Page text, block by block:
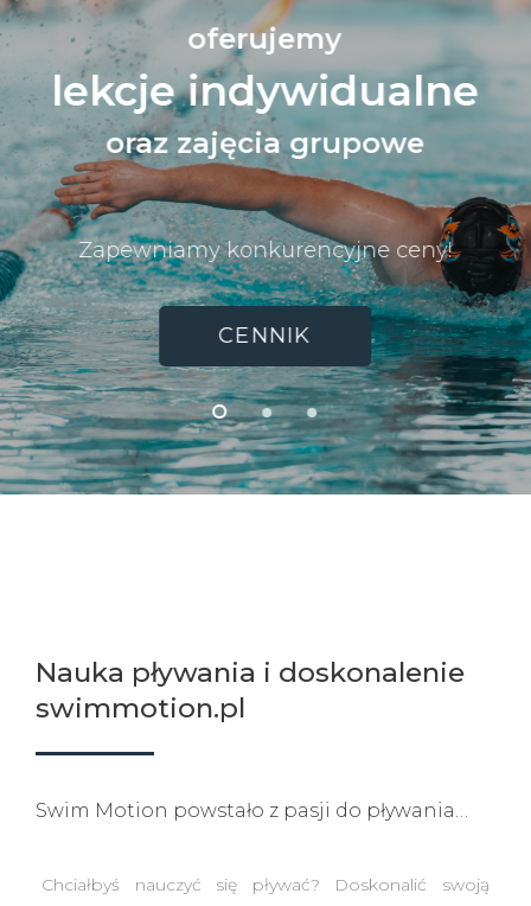
oferujemy
lekcje indywidualne
oraz zajęcia grupowe
Zapewniamy konkurencyjne ceny!
CENNIK
Nauka pływania i doskonalenie
swimmotion.pl
Swim Motion powstało z pasji do pływania…
Chciałbyś nauczyć się pływać? Doskonalić swoją